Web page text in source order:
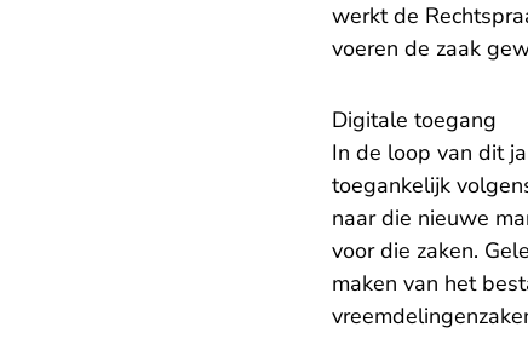
werkt de
voeren de zaak
Digitale toegang
In de loop van dit
toegankelijk
naar die nieuwe
voor die zaken.
maken van het